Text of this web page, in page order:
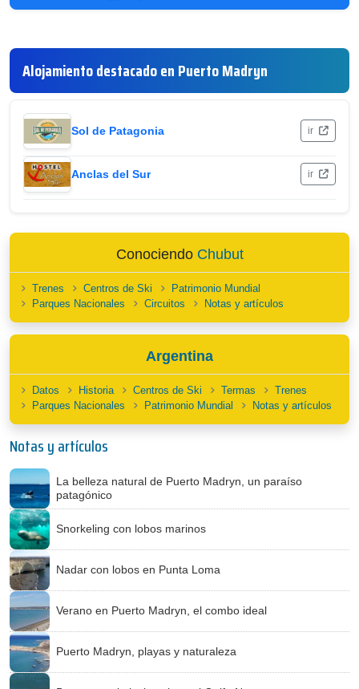
Alojamiento destacado en Puerto Madryn
Sol de Patagonia ir
Anclas del Sur ir
Conociendo Chubut
Trenes Centros de Ski
Patrimonio Mundial
Parques Nacionales
Circuitos Notas y artículos
Argentina
Datos Historia Centros de Ski Termas
Trenes
Parques Nacionales
Patrimonio Mundial Notas y artículos
Notas y artículos
La belleza natural de Puerto Madryn, un paraíso
patagónico
Snorkeling con lobos marinos
Nadar con lobos en Punta Loma
Verano en Puerto Madryn, el combo ideal
Puerto Madryn, playas y naturaleza